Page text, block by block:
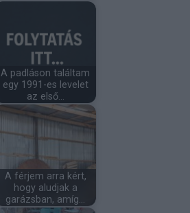
A padláson találtam
egy 1991-es levelet
az első…
A férjem arra kért,
hogy aludjak a
garázsban, amíg…